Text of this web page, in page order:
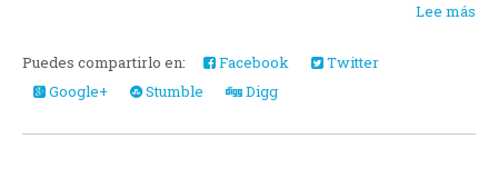
Lee más
Puedes compartirlo en: Facebook
Twitter
Google+
Stumble Digg